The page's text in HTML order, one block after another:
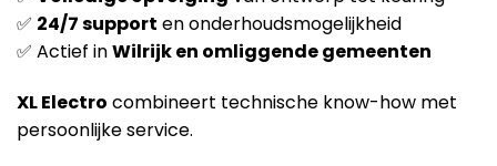
✅ 24/7 support en onderhoudsmogelijkheid
✅ Actief inWilrijk en omliggende gemeenten
XL Electro combineert technische know-how met
persoonlijke service.